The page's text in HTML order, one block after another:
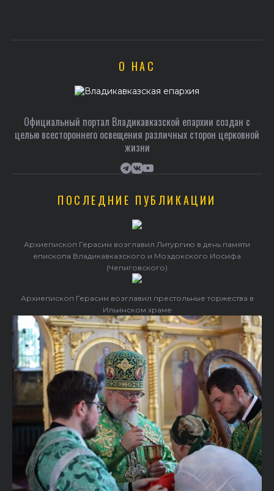
О НАС
Официальный портал Владикавказской епархии создан c
целью всестороннего освещения различных сторон церковной
жизни
ПОСЛЕДНИЕ ПУБЛИКАЦИИ
Архиепископ Герасим возглавил Литургию в день памяти
епископа Владикавказского и Моздокского Иосифа
(Чепиговского)
Архиепископ Герасим возглавил престольные торжества в
Ильинском храме